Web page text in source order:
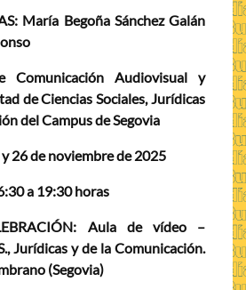
María Begoña Sánchez Galán
Comunicación Audiovisual y
de Ciencias Sociales, Jurídicas
del Campus de Segovia
y 26 de noviembre de 2025
a 19:30 horas
Aula de vídeo –
Jurídicas y de la Comunicación.
(Segovia)